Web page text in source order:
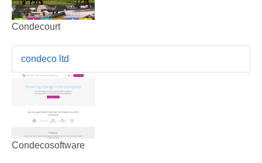
Condecourt
condeco ltd
Condecosoftware